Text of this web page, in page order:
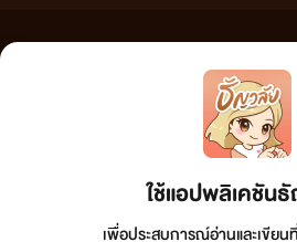
ใช้แอปพลิเคชัน
เพื่อประสบการณ์อ่านและเขีย
เว็บไซต์แห่งนี้ไม่ได้เห็นด้วยและไม่ขอรับผิดชอบต่อข้อความใด
วิจารณญาณในการกลั่นกรองด้วยตนเอง และหากท่านพบข้อคว
กรุณาแจ้งมาที่ tunwalai@ookbee.com เพื่อทีมงานจะได้ดำเ
ลิขสิทธิ์ตามพระราชบัญญัติลิขสิทธิ์ (ฉบับเพิ่มเติม) พ.ศ.2558